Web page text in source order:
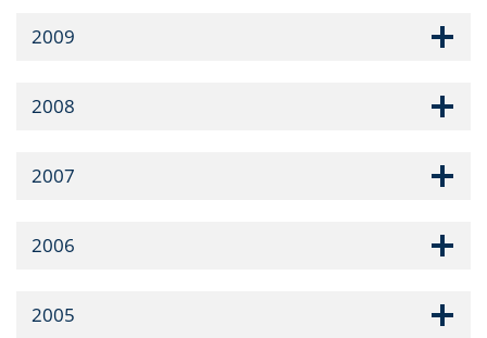
2009
2008
2007
2006
2005